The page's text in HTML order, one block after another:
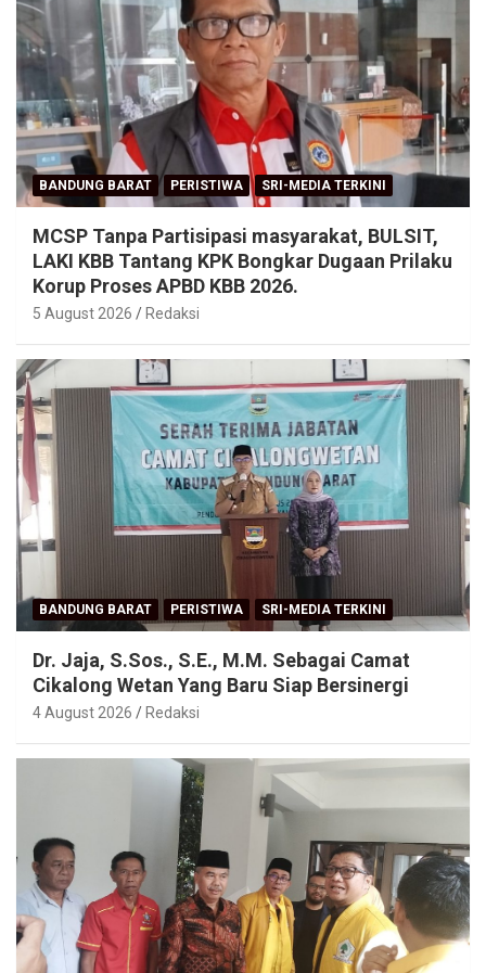
BANDUNG BARAT PERISTIWA SRI-MEDIA TERKINI
MCSP Tanpa Partisipasi masyarakat, BULSIT,
LAKI KBB Tantang KPK Bongkar Dugaan Prilaku
Korup Proses APBD KBB 2026.
5 August 2026 Redaksi
BANDUNG BARAT PERISTIWA SRI-MEDIA TERKINI
Dr. Jaja, S.Sos., S.E., M.M. Sebagai Camat
Cikalong Wetan Yang Baru Siap Bersinergi
4 August 2026 Redaksi